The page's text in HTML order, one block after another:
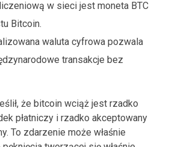
w sieci jest moneta BTC
Bitcoin.
waluta cyfrowa pozwala
transakcje bez
że bitcoin wciąż jest rzadko
płatniczy i rzadko akceptowany
To zdarzenie może właśnie